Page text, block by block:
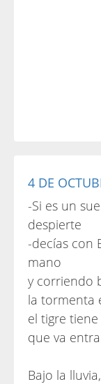
4 DE
-Si es un
despierte
-decías con
mano
y corriendo
la tormenta
el tigre
que va
Bajo la lluvia,